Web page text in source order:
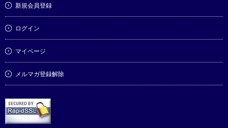
新規会員登録
ログイン
マイページ
メルマガ登録解除